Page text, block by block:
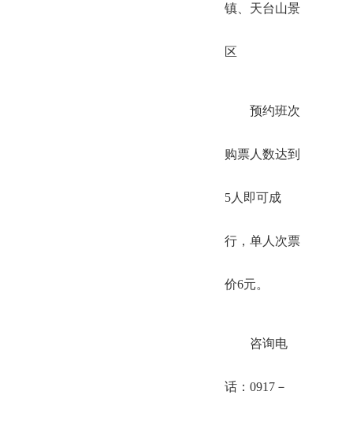
镇、天台山景
区
预约班次
购票人数达到
5人即可成
行，单人次票
价6元。
咨询电
话：0917－